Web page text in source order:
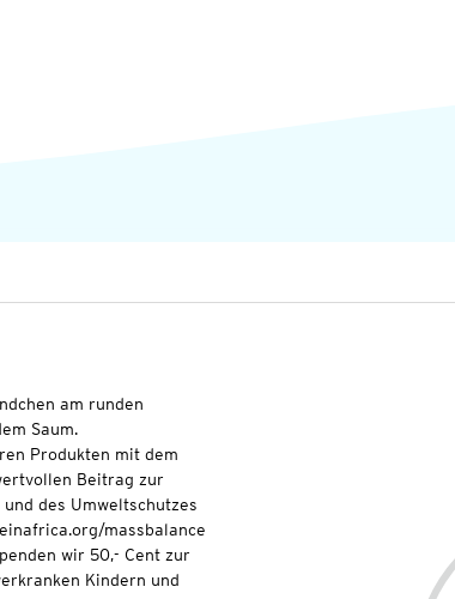
am runden
Saum.
Produkten mit dem
Beitrag zur
des Umweltschutzes
massbalance
wir 50,- Cent zur
Kindern und